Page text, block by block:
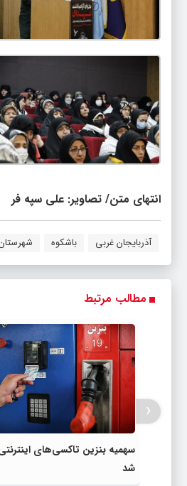
انتهای متن/ تصاویر: علی سپه فر
آذربایجان غربی باشکوه
مطالب مرتبط
سهمیه بنزین تاکسی‌های
شد
‹